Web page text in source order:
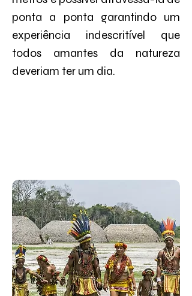
ponta a ponta garantindo um
experiência indescritível que
todos amantes da natureza
deveriam ter um dia.